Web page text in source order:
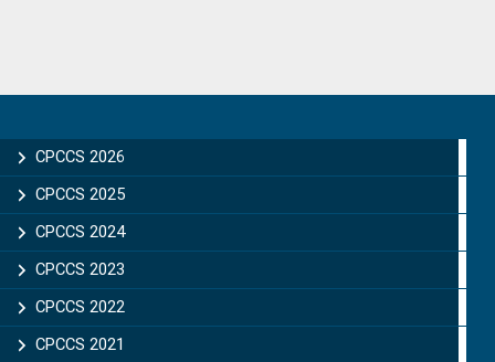
Sidebar
CPCCS 2026
CPCCS 2025
CPCCS 2024
CPCCS 2023
CPCCS 2022
CPCCS 2021